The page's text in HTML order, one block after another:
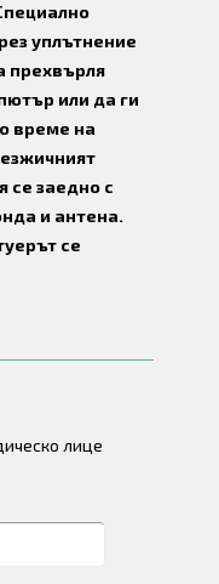
уплътнение
прехвърля
или да ги
време на
се заедно с
и антена.
се
лице